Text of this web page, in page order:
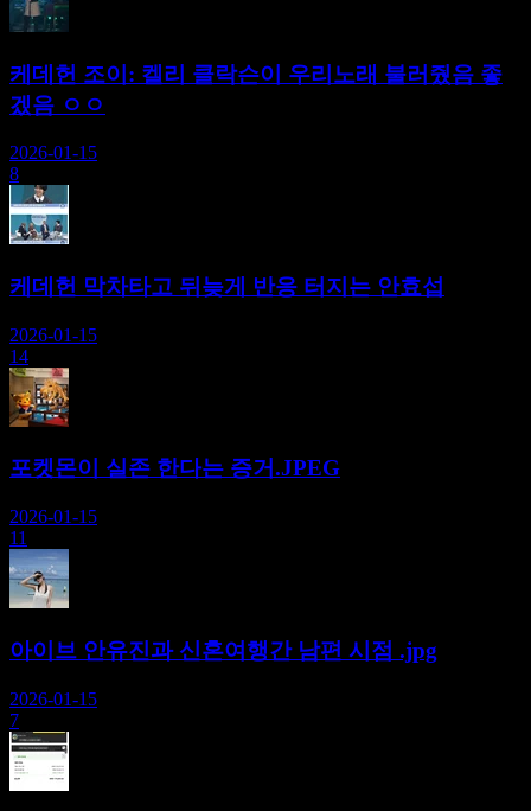
케데헌 조이: 켈리 클락슨이 우리노래 불러줬음 좋
겠음 ㅇㅇ
2026-01-15
8
케데헌 막차타고 뒤늦게 반응 터지는 안효섭
2026-01-15
14
포켓몬이 실존 한다는 증거.JPEG
2026-01-15
11
아이브 안유진과 신혼여행간 남편 시점 .jpg
2026-01-15
7